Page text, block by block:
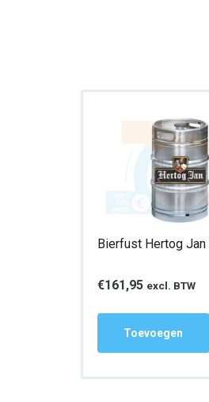
Bierfust Hertog
€161,95 excl. BTW
Toevoegen